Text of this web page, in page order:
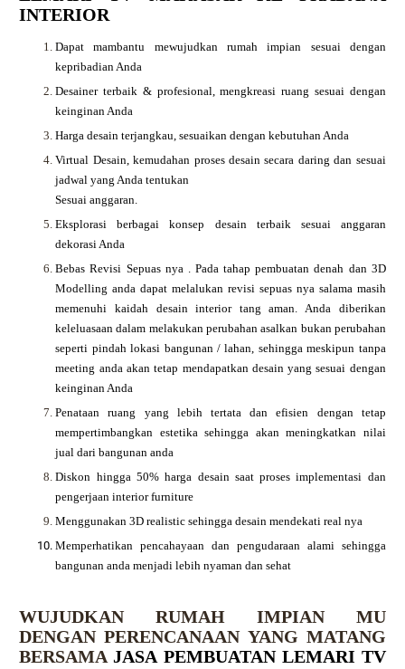
INTERIOR
Dapat mambantu mewujudkan rumah impian sesuai dengan
kepribadian Anda
Desainer terbaik & profesional, mengkreasi ruang sesuai dengan
keinginan Anda
Harga desain terjangkau, sesuaikan dengan kebutuhan Anda
Virtual Desain, kemudahan proses desain secara daring dan sesuai
jadwal yang Anda tentukan
Sesuai anggaran.
Eksplorasi berbagai konsep desain terbaik sesuai anggaran
dekorasi Anda
Bebas Revisi Sepuas nya . Pada tahap pembuatan denah dan 3D
Modelling anda dapat melalukan revisi sepuas nya salama masih
memenuhi kaidah desain interior tang aman. Anda diberikan
keleluasaan dalam melakukan perubahan asalkan bukan perubahan
seperti pindah lokasi bangunan / lahan, sehingga meskipun tanpa
meeting anda akan tetap mendapatkan desain yang sesuai dengan
keinginan Anda
Penataan ruang yang lebih tertata dan efisien dengan tetap
mempertimbangkan estetika sehingga akan meningkatkan nilai
jual dari bangunan anda
Diskon hingga 50% harga desain saat proses implementasi dan
pengerjaan interior furniture
Menggunakan 3D realistic sehingga desain mendekati real nya
Memperhatikan pencahayaan dan pengudaraan alami sehingga
bangunan anda menjadi lebih nyaman dan sehat
WUJUDKAN RUMAH IMPIAN MU
DENGAN PERENCANAAN YANG MATANG
BERSAMAJASA PEMBUATAN LEMARI TV